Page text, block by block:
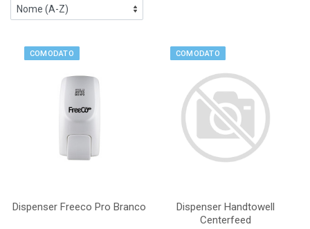
COMODATO
Dispenser Freeco Pro Branco
COMODATO
Dispenser Handtowell
Centerfeed